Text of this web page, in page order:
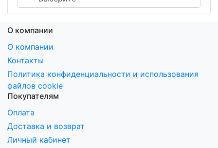
О компании
О компании
Контакты
Политика конфиденциальности и использования
файлов cookie
Покупателям
Оплата
Доставка и возврат
Личный кабинет